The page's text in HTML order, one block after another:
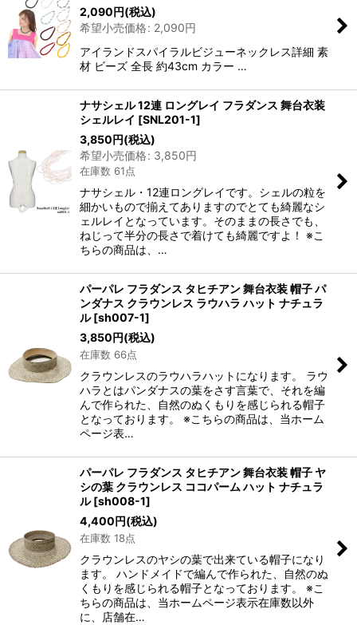
2,090円(税込)
希望小売価格: 2,090円
アイランドスパイラルビジューネックレス詳細 素
材 ビーズ 全長 約43cm カラー …
ナサシェル 12連 ロングレイ フラダンス 舞台衣装
シェルレイ [SNL201-1]
3,850円(税込)
希望小売価格: 3,850円
在庫数 61点
ナサシェル・12連ロングレイです。シェルの粒を
細かいもので揃えてありますのでとても綺麗なシ
ェルレイとなっています。そのままの長さでも、
ねじって半分の長さで着けても綺麗ですよ！ ※こ
ちらの商品は、…
パーパレ フラダンス タヒチアン 舞台衣装 帽子 パ
ンダナス クラウンレス ラウハラ ハット ナチュラ
ル [sh007-1]
3,850円(税込)
在庫数 66点
クラウンレスのラウハラハットになります。 ラウ
ハラとはパンダナスの葉をさす言葉で、それを編
んで作られた、自然のぬくもりを感じられる帽子
となっております。 ※こちらの商品は、当ホーム
ページ表…
パーパレ フラダンス タヒチアン 舞台衣装 帽子 ヤ
シの葉 クラウンレス ココパーム ハット ナチュラ
ル [sh008-1]
4,400円(税込)
在庫数 18点
クラウンレスのヤシの葉で出来ている帽子になり
ます。 ハンドメイドで編んで作られた、自然のぬ
くもりを感じられる帽子となっております。 ※こ
ちらの商品は、当ホームページ表示在庫数以外
に、店舗在…